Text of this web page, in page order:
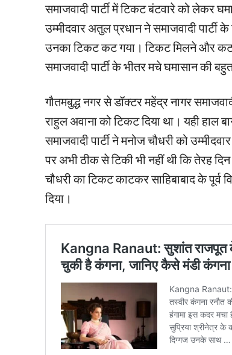
समाजवादी पार्टी में टिकट बंटवारे को लेकर
उम्मीदवार अतुल प्रधान ने समाजवादी पार्टी
उनका टिकट कट गया। टिकट मिलने और
समाजवादी पार्टी के भीतर मचे घमासान की
गौतमबुद्ध नगर से डॉक्टर महेंद्र नागर
राहुल अवाना को टिकट दिया था। यही हाल
समाजवादी पार्टी ने मनोज चौधरी को
पर अभी ठीक से टिकी भी नहीं थी कि तेरह
चौधरी का टिकट काटकर साहिबाबाद के पूर्व
दिया।